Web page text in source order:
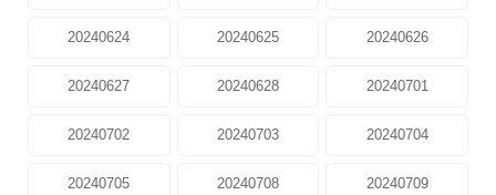
20240624 20240625 20240626
20240627 20240628 20240701
20240702 20240703 20240704
20240705 20240708 20240709